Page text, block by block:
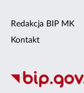
Redakcja BIP MK
Kontakt